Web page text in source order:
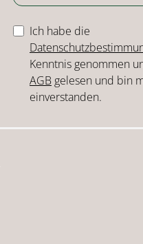
Ich habe die
Kenntnis genommen
AGB gelesen und bin
einverstanden.